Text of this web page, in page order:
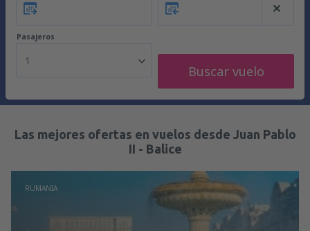
Pasajeros
1
Buscar vuelo
Las mejores ofertas en vuelos desde Juan Pablo
II - Balice
RUMANIA